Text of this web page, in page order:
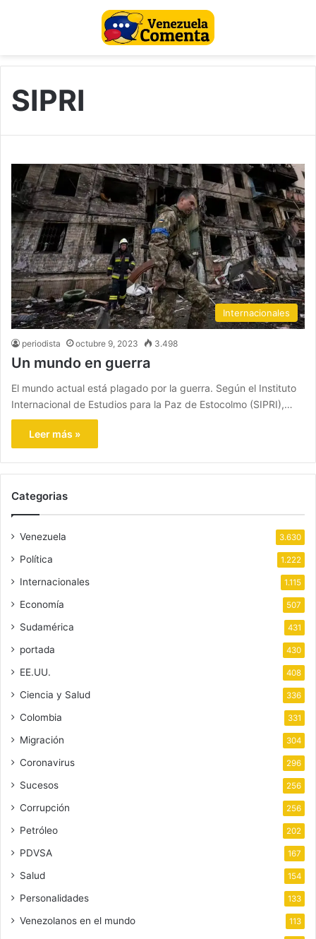
SIPRI
Internacionales
periodista octubre 9, 2023 3.498
Un mundo en guerra
El mundo actual está plagado por la guerra. Según el Instituto
Internacional de Estudios para la Paz de Estocolmo (SIPRI),…
Leer más »
Categorias
Venezuela 3.630
Política 1.222
Internacionales 1.115
Economía 507
Sudamérica 431
portada 430
EE.UU. 408
Ciencia y Salud 336
Colombia 331
Migración 304
Coronavirus 296
Sucesos 256
Corrupción 256
Petróleo 202
PDVSA 167
Salud 154
Personalidades 133
Venezolanos en el mundo 113